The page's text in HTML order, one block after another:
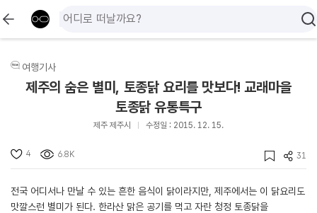
여행기사
제주의 숨은 별미, 토종닭 요리를 맛보다! 교래마을
토종닭 유통특구
제주 제주시 수정일 : 2015. 12. 15.
4 6.8K 31
전국 어디서나 만날 수 있는 흔한 음식이 닭이라지만, 제주에서는 이 닭요리도
맛깔스런 별미가 된다. 한라산 맑은 공기를 먹고 자란 청정 토종닭을